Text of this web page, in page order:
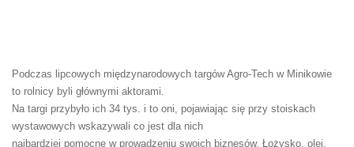
Podczas lipcowych międzynarodowych targów Agro-Tech w Minikowie
to rolnicy byli głównymi aktorami.
Na targi przybyło ich 34 tys. i to oni, pojawiając się przy stoiskach
wystawowych wskazywali co jest dla nich
najbardziej pomocne w prowadzeniu swoich biznesów. Łożysko, olej,